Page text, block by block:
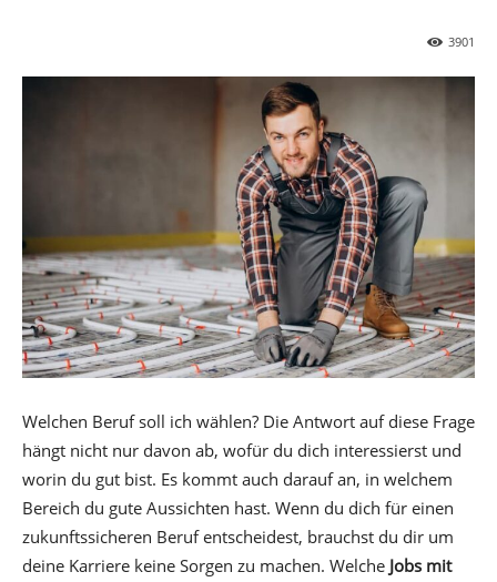
3901
Welchen Beruf soll ich wählen? Die Antwort auf diese Frage
hängt nicht nur davon ab, wofür du dich interessierst und
worin du gut bist. Es kommt auch darauf an, in welchem
Bereich du gute Aussichten hast. Wenn du dich für einen
zukunftssicheren Beruf entscheidest, brauchst du dir um
deine Karriere keine Sorgen zu machen. Welche Jobs mit